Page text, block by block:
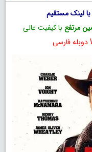
مرتفع با کیفیت عالی